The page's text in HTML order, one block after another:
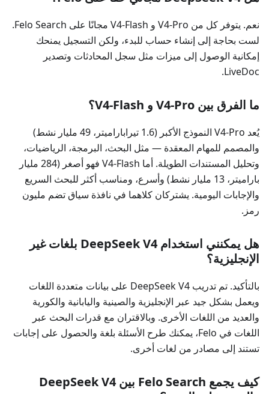
نعم. يتوفر كل من V4-Pro و V4-Flash مجانًا على Felo Search.
لست بحاجة إلى إنشاء حساب للبدء، ولكن التسجيل يمنحك
إمكانية الوصول إلى ميزات مثل سجل المحادثات وتصدير
LiveDoc.
ما الفرق بين V4-Pro و V4-Flash؟
يُعد V4-Pro النموذج الأكبر (1.6 تيراباراميتر، 49 مليار نشط)
والمصمم للمهام المعقدة — مثل البحث، البرمجة، الرياضيات،
وتحليل المستندات الطويلة. أما V4-Flash فهو أصغر (284 مليار
باراميتر، 13 مليار نشط) وأسرع، ومناسب أكثر للبحث السريع
والإجابات اليومية. يشتركان كلاهما في نافذة سياق تضم مليون
رمز.
هل يمكنني استخدام DeepSeek V4 بلغات غير
الإنجليزية؟
بالتأكيد. تم تدريب DeepSeek V4 على بيانات متعددة اللغات
ويعمل بشكل جيد عبر الإنجليزية والصينية واليابانية والكورية
والعديد من اللغات الأخرى. وبالاقتران مع قدرات البحث عبر
اللغات في Felo، يمكنك طرح الأسئلة بلغة والحصول على إجابات
تستند إلى مصادر من لغات أخرى.
كيف يجمع Felo Search بين DeepSeek V4